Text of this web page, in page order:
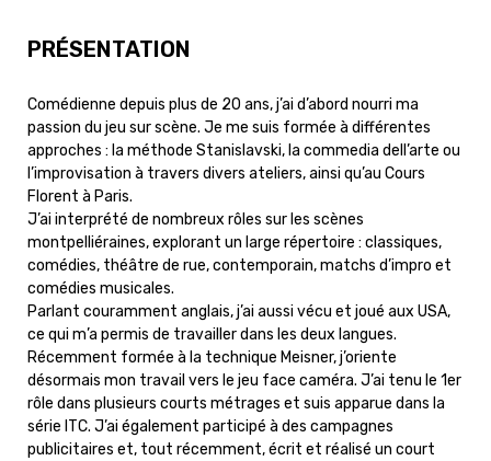
PRÉSENTATION
Comédienne depuis plus de 20 ans, j’ai d’abord nourri ma
passion du jeu sur scène. Je me suis formée à différentes
approches : la méthode Stanislavski, la commedia dell’arte ou
l’improvisation à travers divers ateliers, ainsi qu’au Cours
Florent à Paris.
J’ai interprété de nombreux rôles sur les scènes
montpelliéraines, explorant un large répertoire : classiques,
comédies, théâtre de rue, contemporain, matchs d’impro et
comédies musicales.
Parlant couramment anglais, j’ai aussi vécu et joué aux USA,
ce qui m’a permis de travailler dans les deux langues.
Récemment formée à la technique Meisner, j’oriente
désormais mon travail vers le jeu face caméra. J’ai tenu le 1er
rôle dans plusieurs courts métrages et suis apparue dans la
série ITC. J’ai également participé à des campagnes
publicitaires et, tout récemment, écrit et réalisé un court